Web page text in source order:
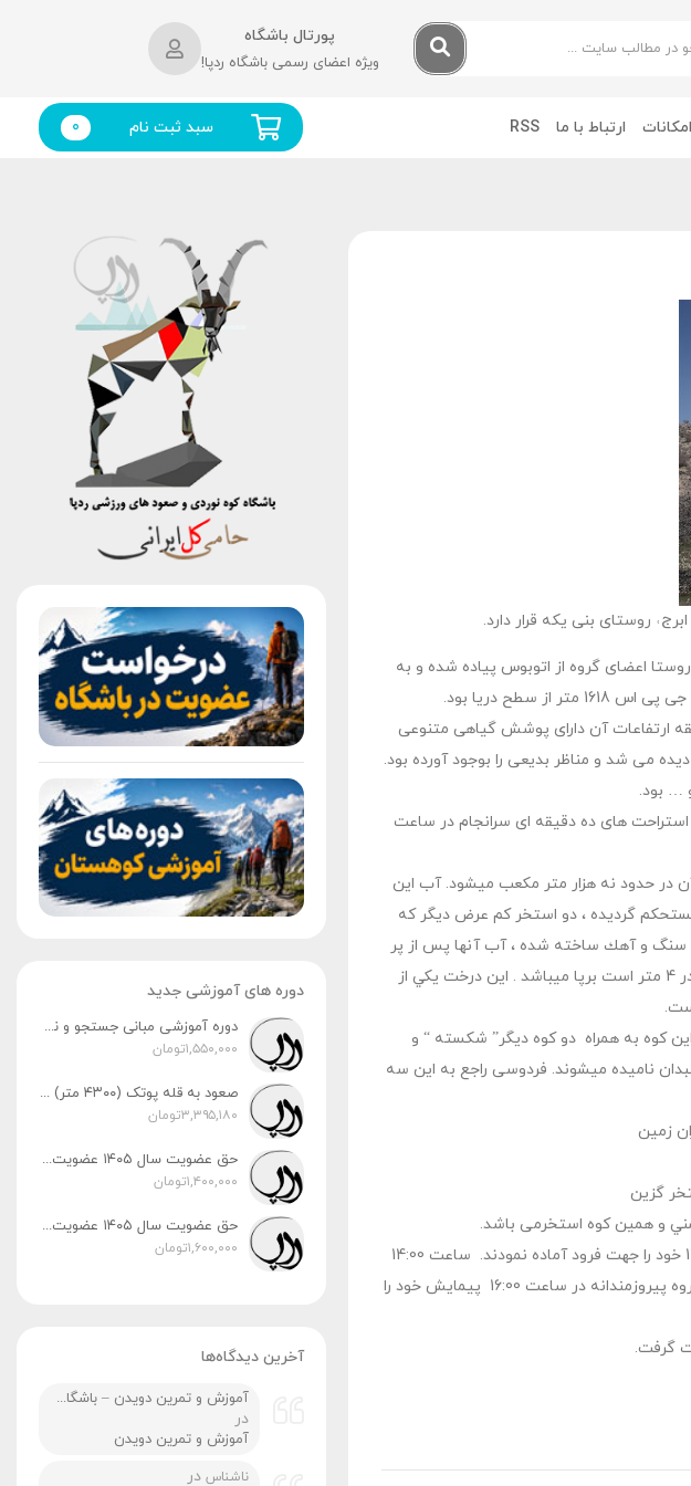
پورتال باشگاه
ویژه اعضای رسمی باشگاه ردپا!
امکانات ارتباط با ما RSS سبد ثبت نام 0
روستای بنی یکه قرار دارد.
اعضای گروه از اتوبوس پیاده شده و به
ارتفاعات آن دارای پوشش گیاهی متنوعی
می شد و مناظر بدیعی را بوجود آورده بود.
… بود.
استراحت های ده دقیقه ای سرانجام در ساعت
دارد و ظرفيت آن در حدود نه هزار متر مكعب ميشود. آب اين
گرديده ، دو استخر كم عرض ديگر كه
سنگ و آهك ساخته شده ، آب آنها پس از پر
شدن به استخر بزرگ ميريزد. در كنار استخر يك سرو كهنسال كه در حدود ده متر ارتفاع دارد و محيط تنه آن 65 در 4 متر است برپا ميباشد . اين درخت يكي از
کوه به همراه دو كوه ديگر” شكسته “ و
ناميده میشوند. فردوسی راجع به اين سه
گزين
و همين كوه استخرمی باشد.
گروه پس ازبازدید منطقه در ساعت 12:00 برای استراحت و صرف نهاردر کنار استخر استقرار یافتند.آنگاه ساعت 13:10 خود را جهت فرود آماده نمودند. ساعت 14:00
بازدیدی از غاز پلنگان انجام دادند و دوباره راه فرود را در پیش گرفتند. مسیر فرود از مسیر هموارتری انجام شد و گروه پیروزمندانه در ساعت 16:00 پیمایش خود را
گرفت.
دوره های آموزشی جدید
دوره آموزشی مبانی جستجو و نجات در کوهستان (ویژه آقایان و بانوان) زمان برگزاری: پنج‌شنبه و جمعه، ۸ و ۹ مردادماه
تومان۱,۵۵۰,۰۰۰
صعود به قله پوتک (۴۳۰۰ متر) | رشته‌کوه دنا زمان اجرا: ۳۱ تیر، ۱ و ۲ مردادماه ۱۴۰۵
تومان۳,۳۹۵,۱۸۰
حق عضویت سال ۱۴۰۵ عضویت رسمی پایه ۲
تومان۱,۴۰۰,۰۰۰
حق عضویت سال ۱۴۰۵ عضویت رسمی پایه ۳
تومان۱,۶۰۰,۰۰۰
آخرین دیدگاه‌ها
آموزش و تمرین دویدن – باشگاه کوهنوردی ردپا شیراز
در
آموزش و تمرین دویدن
ناشناس در